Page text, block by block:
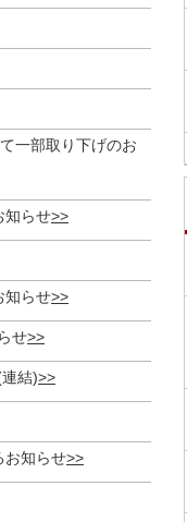
一部取り下げのお
知らせ
知らせ
せ
結)
お知らせ